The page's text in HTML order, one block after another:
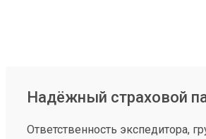
Надёжный страховой
Ответственность экспедитора,